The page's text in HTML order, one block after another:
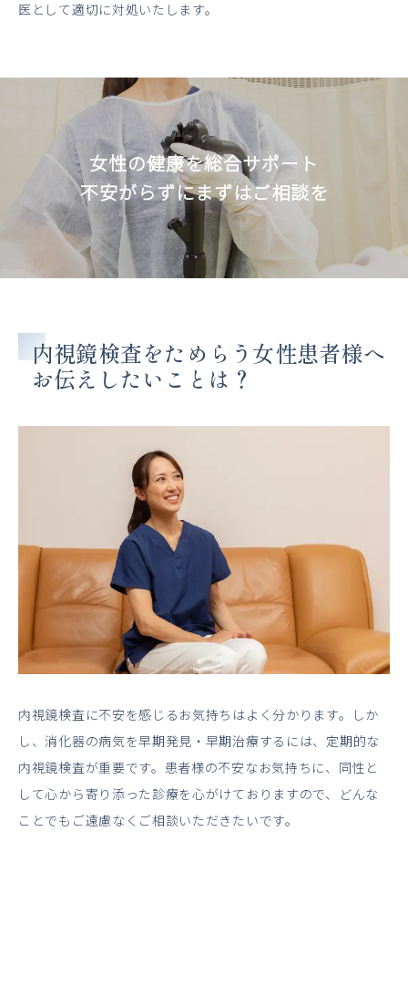
医として適切に対処いたします。
女性の健康を総合サポート
不安がらずにまずはご相談を
内視鏡検査をためらう女性患者様へ
お伝えしたいことは？
内視鏡検査に不安を感じるお気持ちはよく分かります。しか
し、消化器の病気を早期発見・早期治療するには、定期的な
内視鏡検査が重要です。患者様の不安なお気持ちに、同性と
して心から寄り添った診療を心がけておりますので、どんな
ことでもご遠慮なくご相談いただきたいです。